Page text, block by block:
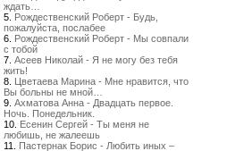
ждать…
5. Рождественский Роберт - Будь,
пожалуйста, послабее
6. Рождественский Роберт - Мы совпали
с тобой
7. Асеев Николай - Я не могу без тебя
жить!
8. Цветаева Марина - Мне нравится, что
Вы больны не мной…
9. Ахматова Анна - Двадцать первое.
Ночь. Понедельник.
10. Есенин Сергей - Ты меня не
любишь, не жалеешь
11. Пастернак Борис - Любить иных –